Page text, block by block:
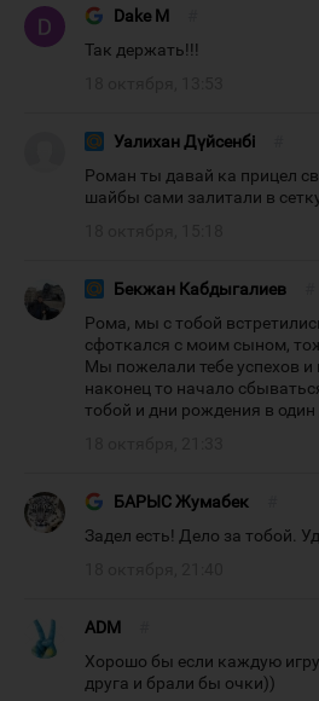
Dake M
Так держать!!!
Уалихан Дүйсенбі
Роман ты давай ка прицел
шайбы сами залитали в
Бекжан Кабдыгалиев
Рома, мы с тобой
сфоткался с моим сыном,
Мы пожелали тебе успехов и
наконец то начало
тобой и дни рождения в один
БАРЫС Жумабек
Задел есть! Дело за тобой.
ADM
Хорошо бы если каждую игру
друга и брали бы очки))